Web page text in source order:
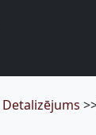
Detalizējums